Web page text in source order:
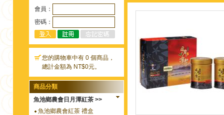
會員：
密碼：
您的購物車中有 0 個商品，
總計金額為 NT$0元。
商品分類
魚池鄉農會日月潭紅茶 >>
魚池鄉農會紅茶 禮盒
精選禮盒-紅茶(阿薩姆75g*2罐